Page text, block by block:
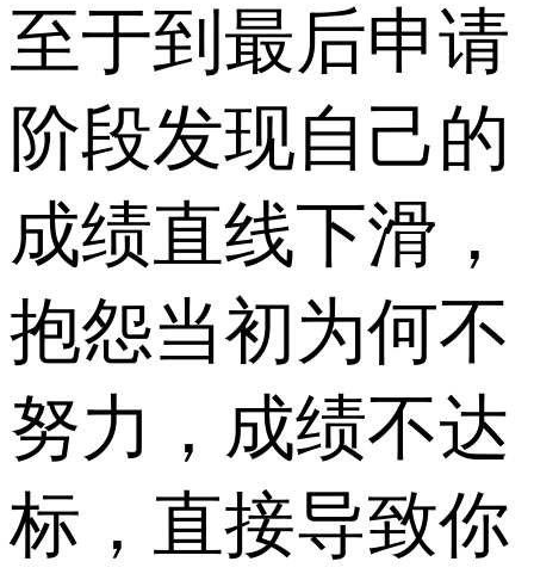
至于到最后申请
阶段发现自己的
成绩直线下滑，
抱怨当初为何不
努力，成绩不达
标，直接导致你